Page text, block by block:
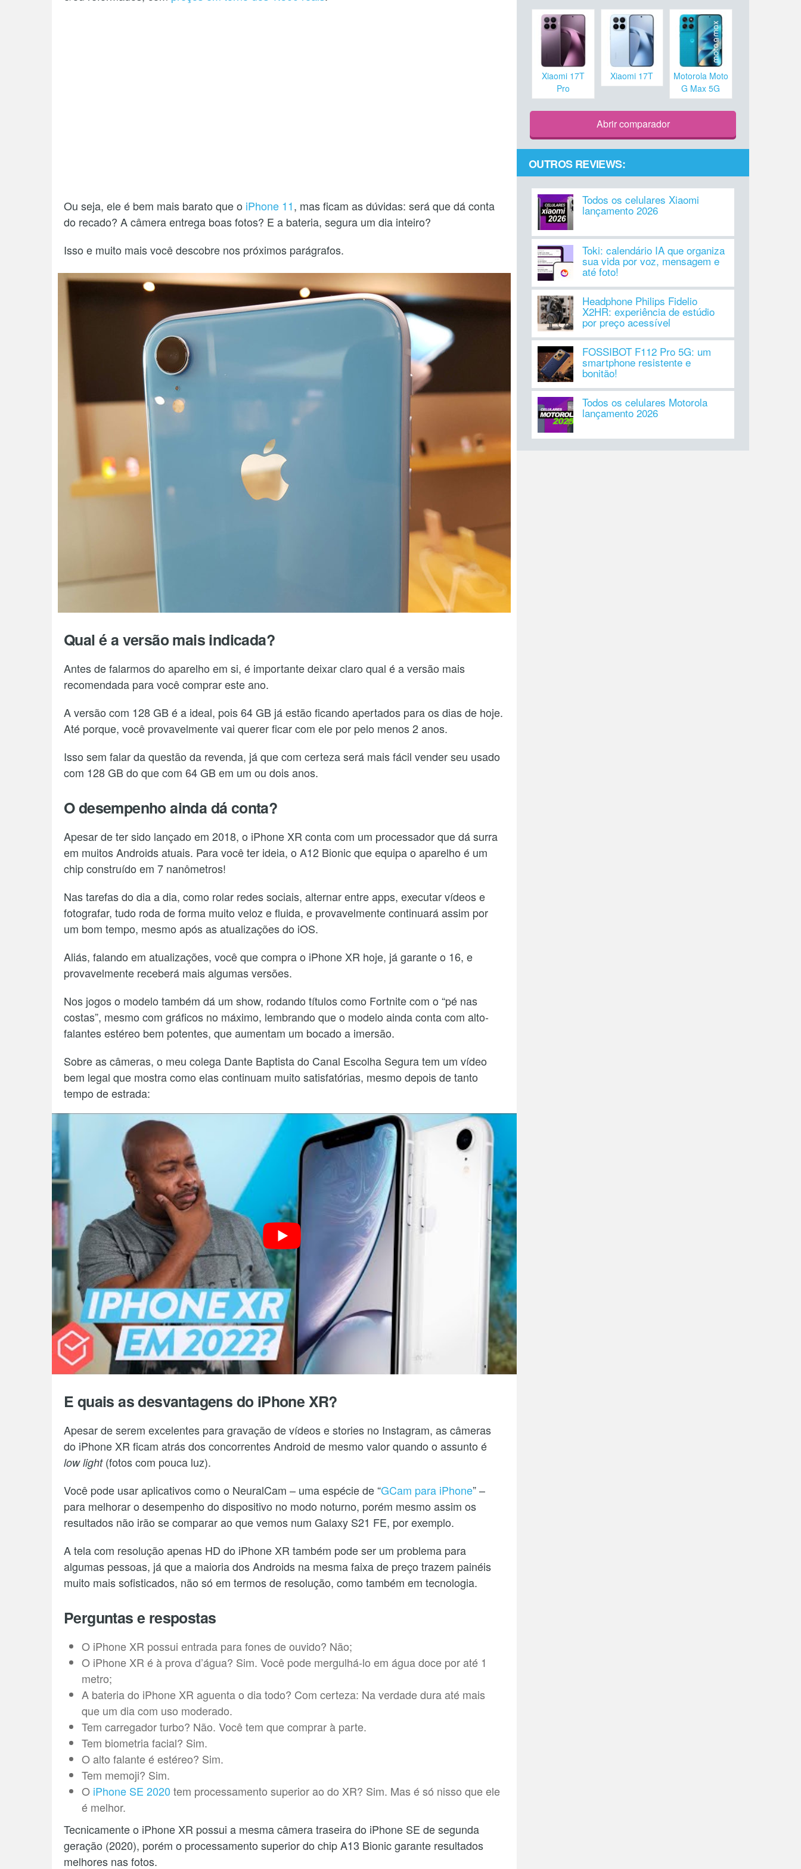
Ou seja, ele é bem mais barato que o iPhone 11, mas ficam as dúvidas: será que dá conta
do recado? A câmera entrega boas fotos? E a bateria, segura um dia inteiro?
Isso e muito mais você descobre nos próximos parágrafos.
Qual é a versão mais indicada?
Antes de falarmos do aparelho em si, é importante deixar claro qual é a versão mais
recomendada para você comprar este ano.
A versão com 128 GB é a ideal, pois 64 GB já estão ficando apertados para os dias de hoje.
Até porque, você provavelmente vai querer ficar com ele por pelo menos 2 anos.
Isso sem falar da questão da revenda, já que com certeza será mais fácil vender seu usado
com 128 GB do que com 64 GB em um ou dois anos.
O desempenho ainda dá conta?
Apesar de ter sido lançado em 2018, o iPhone XR conta com um processador que dá surra
em muitos Androids atuais. Para você ter ideia, o A12 Bionic que equipa o aparelho é um
chip construído em 7 nanômetros!
Nas tarefas do dia a dia, como rolar redes sociais, alternar entre apps, executar vídeos e
fotografar, tudo roda de forma muito veloz e fluida, e provavelmente continuará assim por
um bom tempo, mesmo após as atualizações do iOS.
Aliás, falando em atualizações, você que compra o iPhone XR hoje, já garante o 16, e
provavelmente receberá mais algumas versões.
Nos jogos o modelo também dá um show, rodando títulos como Fortnite com o “pé nas
costas”, mesmo com gráficos no máximo, lembrando que o modelo ainda conta com alto-
falantes estéreo bem potentes, que aumentam um bocado a imersão.
Sobre as câmeras, o meu colega Dante Baptista do Canal Escolha Segura tem um vídeo
bem legal que mostra como elas continuam muito satisfatórias, mesmo depois de tanto
tempo de estrada:
E quais as desvantagens do iPhone XR?
Apesar de serem excelentes para gravação de vídeos e stories no Instagram, as câmeras
do iPhone XR ficam atrás dos concorrentes Android de mesmo valor quando o assunto é
low light(fotos com pouca luz).
Você pode usar aplicativos como o NeuralCam – uma espécie de “GCam para iPhone” –
para melhorar o desempenho do dispositivo no modo noturno, porém mesmo assim os
resultados não irão se comparar ao que vemos num Galaxy S21 FE, por exemplo.
A tela com resolução apenas HD do iPhone XR também pode ser um problema para
algumas pessoas, já que a maioria dos Androids na mesma faixa de preço trazem painéis
muito mais sofisticados, não só em termos de resolução, como também em tecnologia.
Perguntas e respostas
O iPhone XR possui entrada para fones de ouvido? Não;
O iPhone XR é à prova d’água? Sim. Você pode mergulhá-lo em água doce por até 1
metro;
A bateria do iPhone XR aguenta o dia todo? Com certeza: Na verdade dura até mais
que um dia com uso moderado.
Tem carregador turbo? Não. Você tem que comprar à parte.
Tem biometria facial? Sim.
O alto falante é estéreo? Sim.
Tem memoji? Sim.
O iPhone SE 2020 tem processamento superior ao do XR? Sim. Mas é só nisso que ele
é melhor.
Tecnicamente o iPhone XR possui a mesma câmera traseira do iPhone SE de segunda
geração (2020), porém o processamento superior do chip A13 Bionic garante resultados
melhores nas fotos.
Xiaomi 17T
Pro
Xiaomi 17T
Motorola Moto
G Max 5G
Abrir comparador
OUTROS REVIEWS:
Todos os celulares Xiaomi
lançamento 2026
Toki: calendário IA que organiza
sua vida por voz, mensagem e
até foto!
Headphone Philips Fidelio
X2HR: experiência de estúdio
por preço acessível
FOSSIBOT F112 Pro 5G: um
smartphone resistente e
bonitão!
Todos os celulares Motorola
lançamento 2026